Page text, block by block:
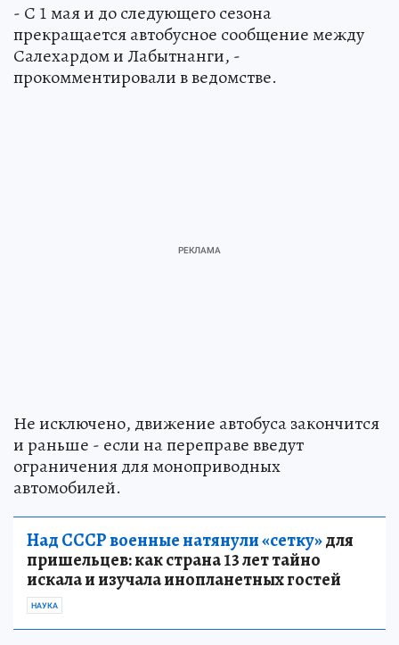
- С 1 мая и до следующего сезона
прекращается автобусное сообщение между
Салехардом и Лабытнанги, -
прокомментировали в ведомстве.
Не исключено, движение автобуса закончится
и раньше - если на переправе введут
ограничения для моноприводных
автомобилей.
Над СССР военные натянули «сетку»для
пришельцев: как страна 13 лет тайно
искала и изучала инопланетных гостей
НАУКА